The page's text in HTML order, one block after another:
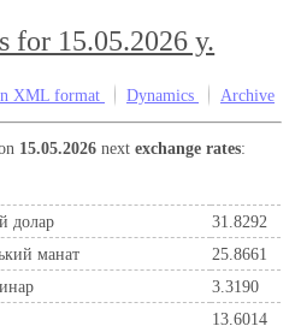
for 15.05.2026 y.
XML format Dynamics Archive
15.05.2026 nextexchange rates:
долар
31.8292
манат
25.8661
3.3190
13.6014